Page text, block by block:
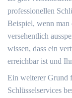
professionellen
Beispiel, wenn man
versehentlich
wissen, dass ein
erreichbar ist und
Ein weiterer Grund
Schlüsselservices